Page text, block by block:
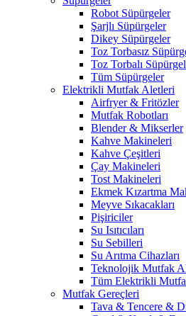
Robot Süpürgeler
Şarjlı Süpürgeler
Dikey Süpürgeler
Toz Torbasız
Toz Torbalı
Tüm Süpürgeler
Elektrikli Mutfak Aletleri
Airfryer & Fritözler
Mutfak Robotları
Blender & Mikserler
Kahve Makineleri
Kahve Çeşitleri
Çay Makineleri
Tost Makineleri
Ekmek Kızartma
Meyve Sıkacakları
Pişiriciler
Su Isıtıcıları
Su Sebilleri
Su Arıtma Cihazları
Teknolojik Mutfak
Tüm Elektrikli
Mutfak Gereçleri
Tava & Tencere &